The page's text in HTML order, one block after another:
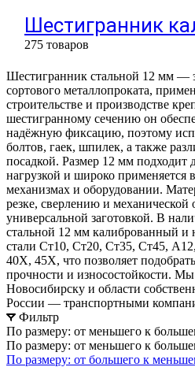
Шестигранник
275 товаров
Шестигранник стальной 12 мм —
сортового металлопроката,
строительстве и производстве
шестигранному сечению он
надёжную фиксацию, поэтому
болтов, гаек, шпилек, а также
посадкой. Размер 12 мм подходит
нагрузкой и широко применяется
механизмах и оборудовании.
резке, сверлению и механической
универсальной заготовкой. В
стальной 12 мм калиброванный и
стали Ст10, Ст20, Ст35, Ст45,
40Х, 45Х, что позволяет
прочности и износостойкости.
Новосибирску и области
России — транспортными
Фильтр
По размеру: от меньшего к
По размеру: от меньшего к
По размеру: от большего к